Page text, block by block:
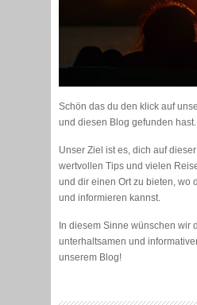
Schön das du den klick auf
und diesen Blog gefunden hast.
Unser Ziel ist es, dich auf
wertvollen Tips und vielen
und dir einen Ort zu bieten, wo
und informieren kannst.
In diesem Sinne wünschen wir
unterhaltsamen und
unserem Blog!